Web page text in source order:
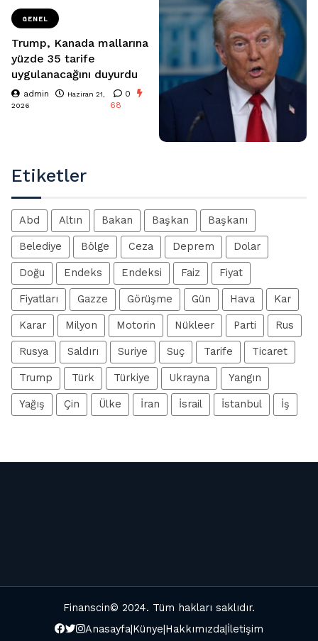
GENEL
Trump, Kanada mallarına
yüzde 35 tarife
uygulanacağını duyurdu
admin
Haziran 21,
2026
0
68
Etiketler
Abd Altın Bakan Başkan Başkanı
Belediye Bölge Ceza Deprem Dolar
Doğu Endeks Endeksi Faiz Fiyat
Fiyatları Gazze Görüşme Gün Hava Kar
Karar Milyon Motorin Nükleer Parti Rus
Rusya Saldırı Suriye Suç Tarife Ticaret
Trump Türk Türkiye Ukrayna Yangın
Yağış Çin Ülke İran İsrail İstanbul İş
Finanscin© 2024. Tüm hakları saklıdır.
Anasayfa Künye Hakkımızda İletişim